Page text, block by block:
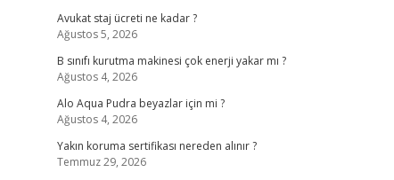
Avukat staj ücreti ne kadar ?
Ağustos 5, 2026
B sınıfı kurutma makinesi çok enerji yakar mı ?
Ağustos 4, 2026
Alo Aqua Pudra beyazlar için mi ?
Ağustos 4, 2026
Yakın koruma sertifikası nereden alınır ?
Temmuz 29, 2026